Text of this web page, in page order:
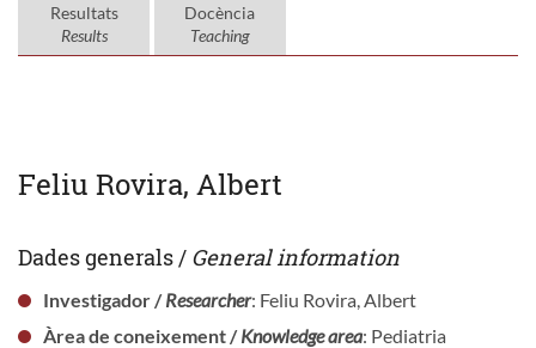
Resultats
Results
Docència
Teaching
Feliu Rovira, Albert
Dades generals / General information
Investigador /Researcher: Feliu Rovira, Albert
Àrea de coneixement /Knowledge area: Pediatria